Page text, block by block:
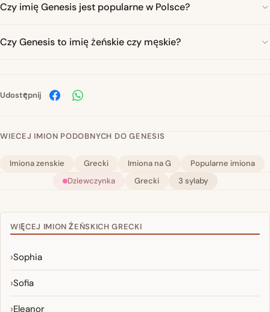
Czy imię Genesis jest popularne w Polsce?
Czy Genesis to imię żeńskie czy męskie?
Udostępnij
WIECEJ IMION PODOBNYCH DO GENESIS
Imiona zenskie Grecki Imiona na G
Popularne imiona
Dziewczynka
Grecki 3 sylaby
WIĘCEJ IMION ŻEŃSKICH GRECKI
Sophia
Sofia
Eleanor